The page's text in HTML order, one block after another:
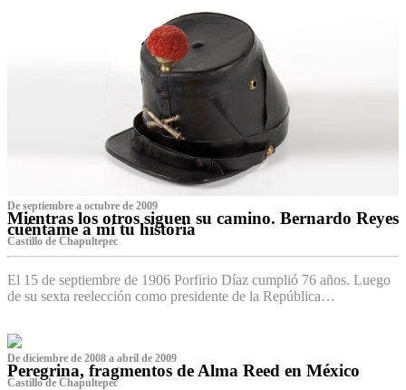
De septiembre a octubre de 2009
Mientras los otros siguen su camino. Bernardo Reyes
cuéntame a mí tu historia
Castillo de Chapultepec
El 15 de septiembre de 1906 Porfirio Díaz cumplió 76 años. Luego
de su sexta reelección como presidente de la República…
De diciembre de 2008 a abril de 2009
Peregrina, fragmentos de Alma Reed en México
Castillo de Chapultepec